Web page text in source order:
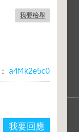
我要檢舉
a4f4k2e5c0
我要回應